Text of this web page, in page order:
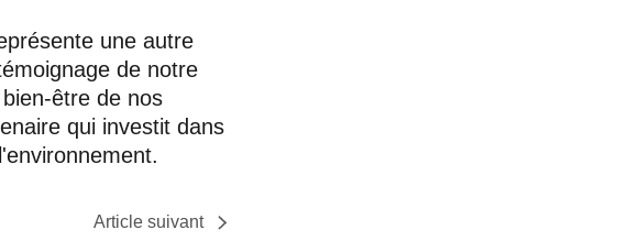
une autre
de notre
être de nos
qui investit dans
Article suivant